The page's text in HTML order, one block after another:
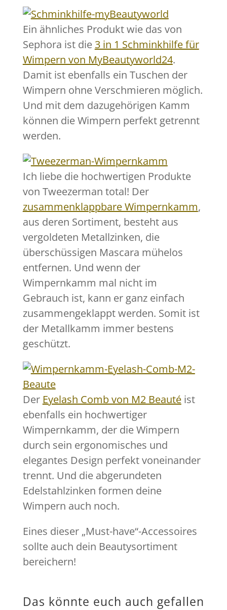
Ein ähnliches Produkt wie das von
Sephora ist die3 in 1 Schminkhilfe für
Wimpern von MyBeautyworld24.
Damit ist ebenfalls ein Tuschen der
Wimpern ohne Verschmieren möglich.
Und mit dem dazugehörigen Kamm
können die Wimpern perfekt getrennt
werden.
Ich liebe die hochwertigen Produkte
von Tweezerman total! Der
zusammenklappbare Wimpernkamm,
aus deren Sortiment, besteht aus
vergoldeten Metallzinken, die
überschüssigen Mascara mühelos
entfernen. Und wenn der
Wimpernkamm mal nicht im
Gebrauch ist, kann er ganz einfach
zusammengeklappt werden. Somit ist
der Metallkamm immer bestens
geschützt.
Der Eyelash Comb von M2 Beautéist
ebenfalls ein hochwertiger
Wimpernkamm, der die Wimpern
durch sein ergonomisches und
elegantes Design perfekt voneinander
trennt. Und die abgerundeten
Edelstahlzinken formen deine
Wimpern auch noch.
Eines dieser „Must-have“-Accessoires
sollte auch dein Beautysortiment
bereichern!
Das könnte euch auch gefallen